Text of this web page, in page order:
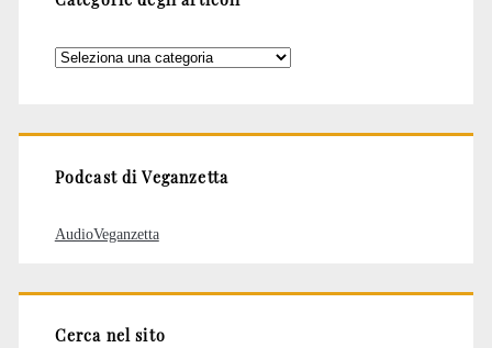
Categorie
Podcast di Veganzetta
AudioVeganzetta
Cerca nel sito